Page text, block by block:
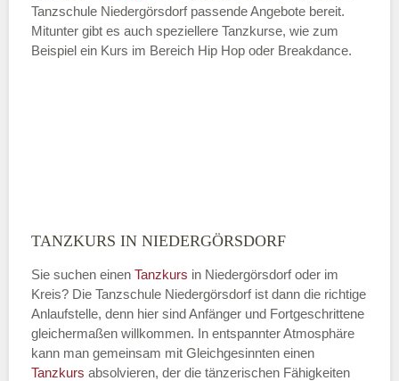
Tanzschule Niedergörsdorf passende Angebote bereit.
Mitunter gibt es auch speziellere Tanzkurse, wie zum
Beispiel ein Kurs im Bereich Hip Hop oder Breakdance.
TANZKURS IN NIEDERGÖRSDORF
Sie suchen einen Tanzkurs in Niedergörsdorf oder im
Kreis? Die Tanzschule Niedergörsdorf ist dann die richtige
Anlaufstelle, denn hier sind Anfänger und Fortgeschrittene
gleichermaßen willkommen. In entspannter Atmosphäre
kann man gemeinsam mit Gleichgesinnten einen
Tanzkurs absolvieren, der die tänzerischen Fähigkeiten